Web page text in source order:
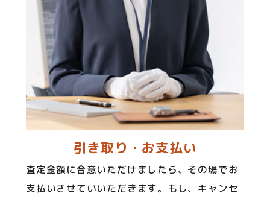
引き取り・お支払い
査定金額に合意いただけましたら、その場でお
支払いさせていいただきます。もし、キャンセ